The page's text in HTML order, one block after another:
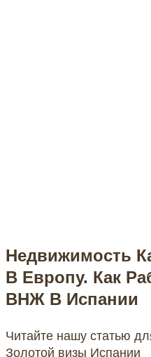
Недвижимость
В Европу. Как
ВНЖ В Испании
Читайте нашу статью
Золотой визы Испании